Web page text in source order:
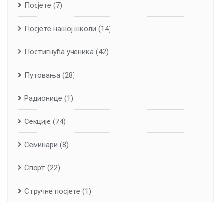
Посјете (7)
Посјете нашој школи (14)
Постигнућа ученика (42)
Путовања (28)
Радионице (1)
Секције (74)
Семинари (8)
Спорт (22)
Стручне посјете (1)